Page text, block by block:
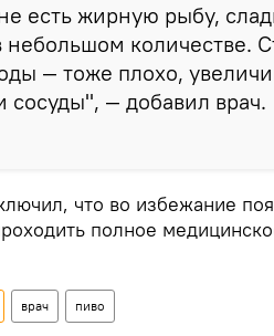
есть жирную рыбу,
количестве.
— тоже плохо,
сосуды", — добавил врач.
что во избежание
полное
врач пиво